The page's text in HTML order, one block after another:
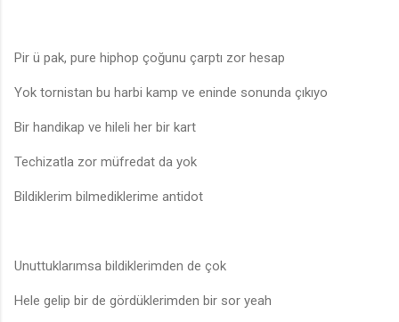
Pir ü pak, pure hiphop çoğunu çarptı zor hesap
Yok tornistan bu harbi kamp ve eninde sonunda çıkıyo
Bir handikap ve hileli her bir kart
Techizatla zor müfredat da yok
Bildiklerim bilmediklerime antidot
Unuttuklarımsa bildiklerimden de çok
Hele gelip bir de gördüklerimden bir sor yeah